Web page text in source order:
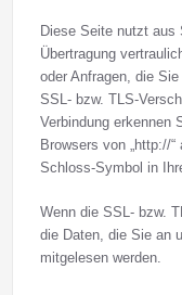
Diese Seite nutzt aus
Übertragung
oder Anfragen, die
SSL- bzw. TLS-
Verbindung erkennen
Browsers von „http://
Schloss-Symbol in
Wenn die SSL- bzw.
die Daten, die Sie an
mitgelesen werden.